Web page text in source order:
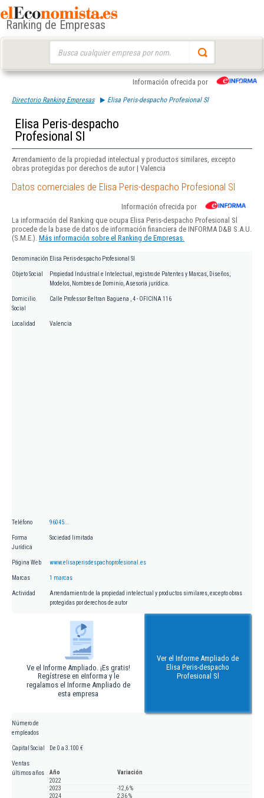
Ranking de Empresas
Información ofrecida por
Directorio Ranking Empresas Elisa Peris-despacho Profesional Sl
Elisa Peris-despacho
Profesional Sl
Arrendamiento de la propiedad intelectual y productos similares, excepto
obras protegidas por derechos de autor | Valencia
Datos comerciales de Elisa Peris-despacho Profesional Sl
Información ofrecida por
La información del Ranking que ocupa Elisa Peris-despacho Profesional Sl
procede de la base de datos de información financiera de INFORMA D&B S.A.U.
(S.M.E.). Más información sobre el Ranking de Empresas.
Denominación Elisa Peris-despacho Profesional Sl
Objeto Social
Propiedad Industrial e Intelectual, registro de Patentes y Marcas, Diseños,
Modelos, Nombres de Dominio, Asesoría jurídica.
Domicilio
Social
Calle Professor Beltran Baguena , 4 - OFICINA 116
Localidad Valencia
Teléfono 96045...
Forma
Jurídica
Sociedad limitada
Página Web www.elisaperisdespachoprofesional.es
Marcas 1 marcas
Actividad
Arrendamiento de la propiedad intelectual y productos similares, excepto obras
protegidas por derechos de autor
Ve el Informe Ampliado. ¡Es gratis!
Regístrese en eInforma y le
regalamos el Informe Ampliado de
esta empresa
Ver el Informe Ampliado de
Elisa Peris-despacho
Profesional Sl
Número de
empleados
Capital Social De 0 a 3.100 €
Ventas
últimos años
Año
Variación
2022
2023
-12,6 %
2024
2,36 %